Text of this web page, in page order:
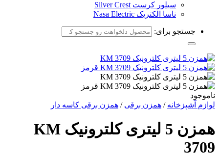
سیلور کرست Silver Crest
ناسا الکتریک Nasa Electric
جستجو برای:
ناموجود
لوازم آشپزخانه / همزن برقی / همزن برقی کاسه دار
همزن 5 لیتری کلترونیک KM
3709